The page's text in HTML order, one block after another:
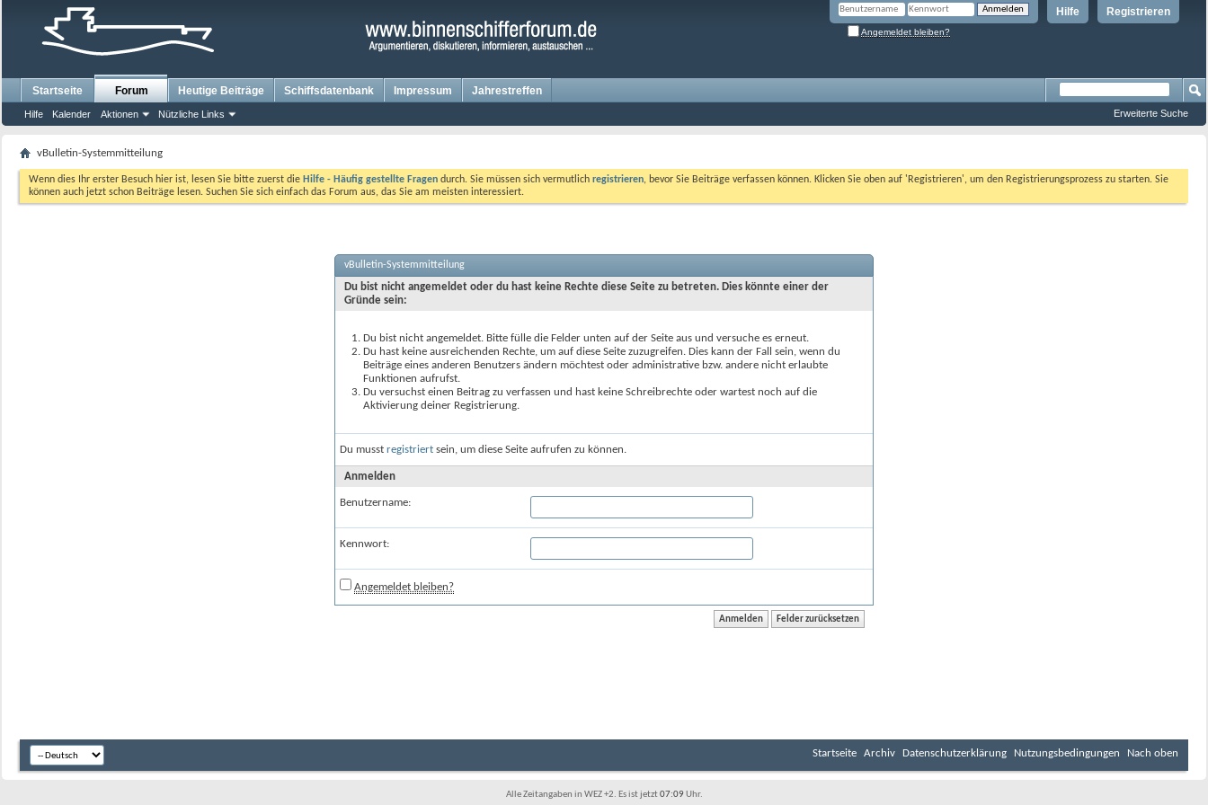
Registrieren
Hilfe
Angemeldet bleiben?
Startseite Forum
Hilfe Kalender Aktionen Nützliche Links
Heutige Beiträge Schiffsdatenbank Impressum Jahrestreffen
Erweiterte Suche
vBulletin-Systemmitteilung
Wenn dies Ihr erster Besuch hier ist, lesen Sie bitte zuerst die Hilfe - Häufig gestellte Fragen durch. Sie müssen sich vermutlich registrieren, bevor Sie Beiträge verfassen können. Klicken Sie oben auf 'Registrieren', um den Registrierungsprozess zu starten. Sie
können auch jetzt schon Beiträge lesen. Suchen Sie sich einfach das Forum aus, das Sie am meisten interessiert.
vBulletin-Systemmitteilung
Du bist nicht angemeldet oder du hast keine Rechte diese Seite zu betreten. Dies könnte einer der
Gründe sein:
Du bist nicht angemeldet. Bitte fülle die Felder unten auf der Seite aus und versuche es erneut.
Du hast keine ausreichenden Rechte, um auf diese Seite zuzugreifen. Dies kann der Fall sein, wenn du
Beiträge eines anderen Benutzers ändern möchtest oder administrative bzw. andere nicht erlaubte
Funktionen aufrufst.
Du versuchst einen Beitrag zu verfassen und hast keine Schreibrechte oder wartest noch auf die
Aktivierung deiner Registrierung.
Du musst registriert sein, um diese Seite aufrufen zu können.
Anmelden
Benutzername:
Kennwort:
Angemeldet bleiben?
Startseite Archiv Datenschutzerklärung Nutzungsbedingungen Nach oben
Alle Zeitangaben in WEZ +2. Es ist jetzt07:09Uhr.